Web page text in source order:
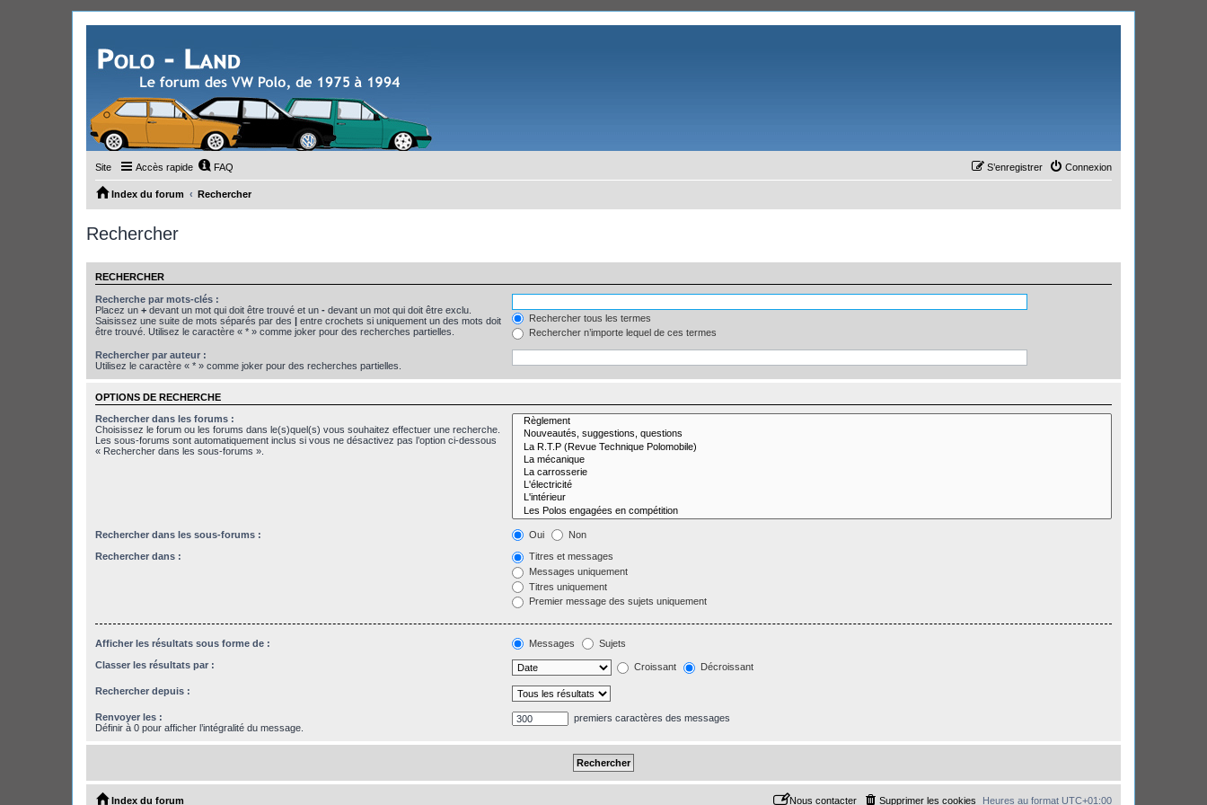
Site Accès rapide FAQ Connexion
S’enregistrer
Index du forum Rechercher
Rechercher
RECHERCHER
Recherche par mots-clés :
Placez un + devant un mot qui doit être trouvé et un - devant un mot qui doit être exclu.
Saisissez une suite de mots séparés par des | entre crochets si uniquement un des mots doit
être trouvé. Utilisez le caractère « * » comme joker pour des recherches partielles.
Rechercher tous les termes
Rechercher n’importe lequel de ces termes
Rechercher par auteur :
Utilisez le caractère « * » comme joker pour des recherches partielles.
OPTIONS DE RECHERCHE
Rechercher dans les forums :
Choisissez le forum ou les forums dans le(s)quel(s) vous souhaitez effectuer une recherche.
Les sous-forums sont automatiquement inclus si vous ne désactivez pas l’option ci-dessous
« Rechercher dans les sous-forums ».
Rechercher dans les sous-forums : Oui Non
Rechercher dans :
Titres et messages
Messages uniquement
Titres uniquement
Premier message des sujets uniquement
Afficher les résultats sous forme de : Messages Sujets
Classer les résultats par : Croissant Décroissant
Rechercher depuis :
Renvoyer les :
Définir à 0 pour afficher l’intégralité du message.
premiers caractères des messages
Index du forum Heures au format UTC+01:00
Supprimer les cookies
Nous contacter